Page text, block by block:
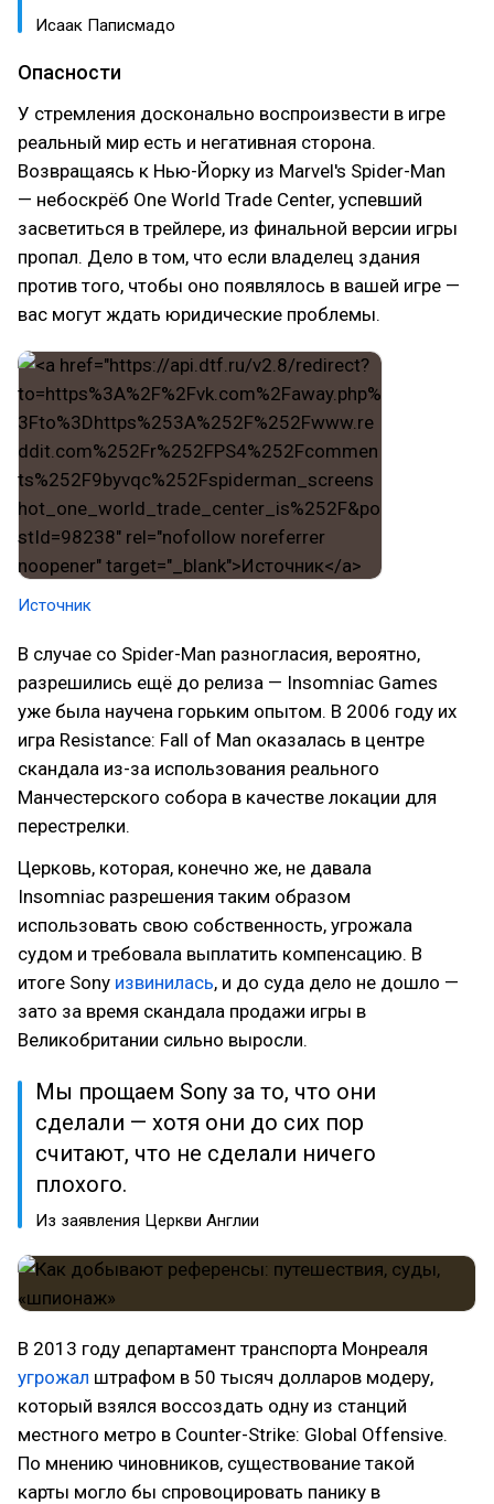
Исаак Паписмадо
Опасности
У стремления досконально воспроизвести в игре
реальный мир есть и негативная сторона.
Возвращаясь к Нью-Йорку из Marvel's Spider-Man
— небоскрёб One World Trade Center, успевший
засветиться в трейлере, из финальной версии игры
пропал. Дело в том, что если владелец здания
против того, чтобы оно появлялось в вашей игре —
вас могут ждать юридические проблемы.
Источник
В случае со Spider-Man разногласия, вероятно,
разрешились ещё до релиза — Insomniac Games
уже была научена горьким опытом. В 2006 году их
игра Resistance: Fall of Man оказалась в центре
скандала из-за использования реального
Манчестерского собора в качестве локации для
перестрелки.
Церковь, которая, конечно же, не давала
Insomniac разрешения таким образом
использовать свою собственность, угрожала
судом и требовала выплатить компенсацию. В
итоге Sony извинилась, и до суда дело не дошло —
зато за время скандала продажи игры в
Великобритании сильно выросли.
Мы прощаем Sony за то, что они
сделали — хотя они до сих пор
считают, что не сделали ничего
плохого.
Из заявления Церкви Англии
В 2013 году департамент транспорта Монреаля
угрожал штрафом в 50 тысяч долларов модеру,
который взялся воссоздать одну из станций
местного метро в Counter-Strike: Global Offensive.
По мнению чиновников, существование такой
карты могло бы спровоцировать панику в